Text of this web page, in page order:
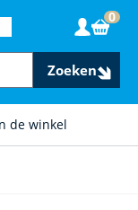
de winkel
Zoeken
0